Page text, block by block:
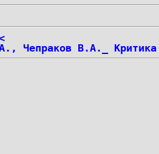
Чепраков В.А._